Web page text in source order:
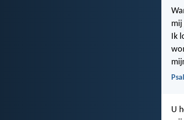
mij
Ik
U